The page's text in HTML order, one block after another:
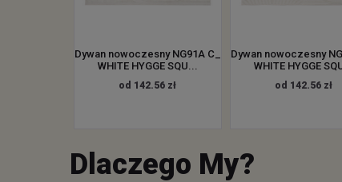
Dywan nowoczesny NG91A C_
WHITE HYGGE SQU...
od 142.56 zł
Dywan nowoczesny
WHITE HYGGE
od 142.56 zł
Dlaczego My?